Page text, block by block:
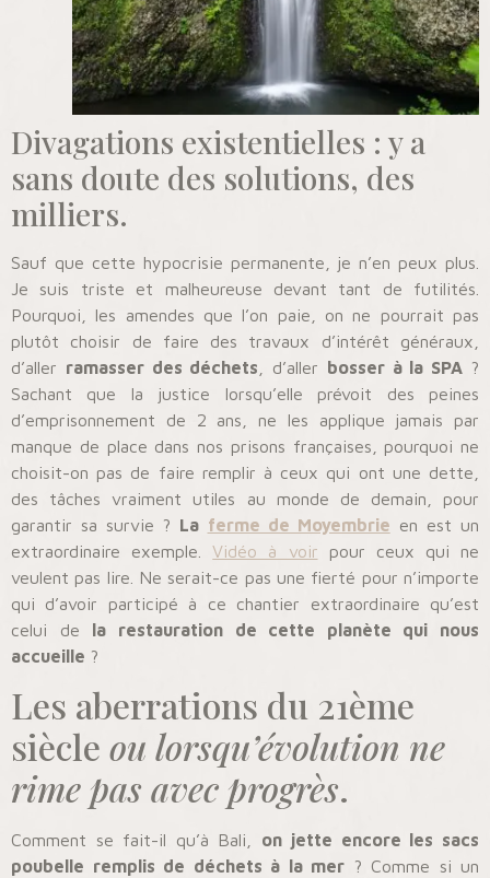
Divagations existentielles : y a
sans doute des solutions, des
milliers.
Sauf que cette hypocrisie permanente, je n’en peux plus.
Je suis triste et malheureuse devant tant de futilités.
Pourquoi, les amendes que l’on paie, on ne pourrait pas
plutôt choisir de faire des travaux d’intérêt généraux,
d’aller ramasser des déchets , d’aller bosser à la SPA ?
Sachant que la justice lorsqu’elle prévoit des peines
d’emprisonnement de 2 ans, ne les applique jamais par
manque de place dans nos prisons françaises, pourquoi ne
choisit-on pas de faire remplir à ceux qui ont une dette,
des tâches vraiment utiles au monde de demain, pour
garantir sa survie ? La ferme de Moyembrie en est un
extraordinaire exemple.Vidéo à voir pour ceux qui ne
veulent pas lire. Ne serait-ce pas une fierté pour n’importe
qui d’avoir participé à ce chantier extraordinaire qu’est
celui de la restauration de cette planète qui nous
accueille ?
Les aberrations du 21ème
siècle ou lorsqu’évolution ne
rime pas avec progrès.
Comment se fait-il qu’à Bali, on jette encore les sacs
poubelle remplis de déchets à la mer ? Comme si un